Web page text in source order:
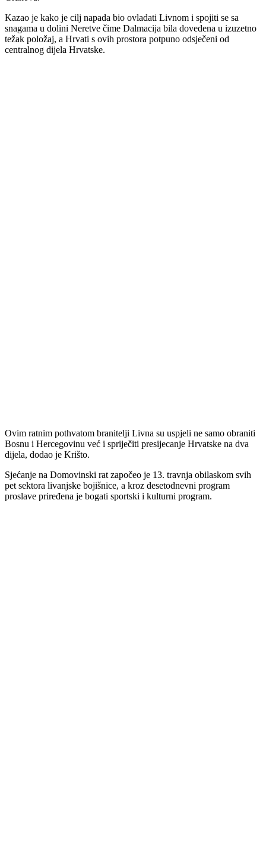
Kazao je kako je cilj napada bio ovladati Livnom i spojiti se sa
snagama u dolini Neretve čime Dalmacija bila dovedena u izuzetno
težak položaj, a Hrvati s ovih prostora potpuno odsječeni od
centralnog dijela Hrvatske.
Ovim ratnim pothvatom branitelji Livna su uspjeli ne samo obraniti
Bosnu i Hercegovinu već i spriječiti presijecanje Hrvatske na dva
dijela, dodao je Krišto.
Sjećanje na Domovinski rat započeo je 13. travnja obilaskom svih
pet sektora livanjske bojišnice, a kroz desetodnevni program
proslave priređena je bogati sportski i kulturni program.